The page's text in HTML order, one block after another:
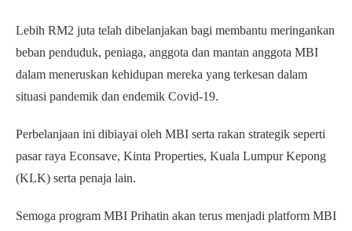
Lebih RM2 juta telah dibelanjakan bagi membantu meringankan
beban penduduk, peniaga, anggota dan mantan anggota MBI
dalam meneruskan kehidupan mereka yang terkesan dalam
situasi pandemik dan endemik Covid-19.
Perbelanjaan ini dibiayai oleh MBI serta rakan strategik seperti
pasar raya Econsave, Kinta Properties, Kuala Lumpur Kepong
(KLK) serta penaja lain.
Semoga program MBI Prihatin akan terus menjadi platform MBI